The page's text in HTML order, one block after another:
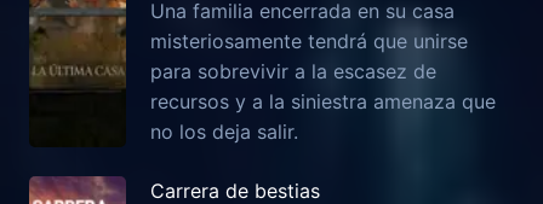
Una familia encerrada en su casa
misteriosamente tendrá que unirse
para sobrevivir a la escasez de
recursos y a la siniestra amenaza que
no los deja salir.
Carrera de bestias